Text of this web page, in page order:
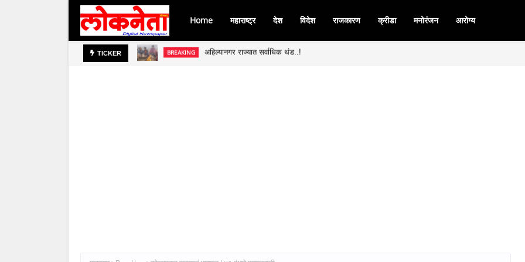
Home महाराष्ट्र देश विदेश राजकारण क्रीडा मनोरंजन आरोग्य
TICKER
BREAKING
BREAKING जिल्हा बँकेच्या चेअरमनपदी माजी आ. चंद्रशेखर घुले पाटील बिनविरोध